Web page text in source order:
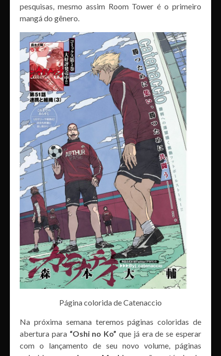
pesquisas, mesmo assim Room Tower é o primeiro
mangá do gênero.
Página colorida de Catenaccio
Na próxima semana teremos páginas coloridas de
abertura para “Oshi no Ko” que já era de se esperar
com o lançamento de seu novo volume, páginas